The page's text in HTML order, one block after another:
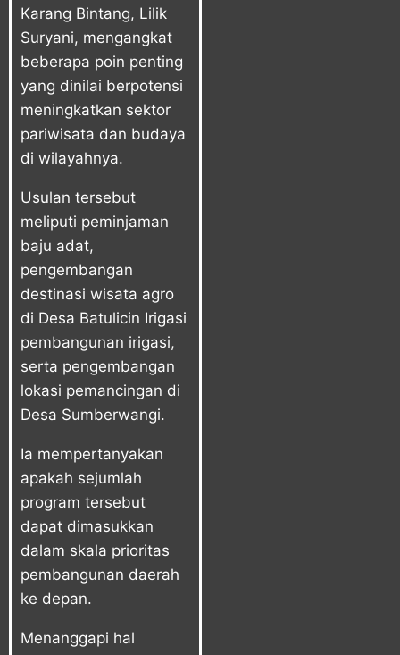
Karang Bintang, Lilik
Suryani, mengangkat
beberapa poin penting
yang dinilai berpotensi
meningkatkan sektor
pariwisata dan budaya
di wilayahnya.
Usulan tersebut
meliputi peminjaman
baju adat,
pengembangan
destinasi wisata agro
di Desa Batulicin Irigasi
pembangunan irigasi,
serta pengembangan
lokasi pemancingan di
Desa Sumberwangi.
Ia mempertanyakan
apakah sejumlah
program tersebut
dapat dimasukkan
dalam skala prioritas
pembangunan daerah
ke depan.
Menanggapi hal